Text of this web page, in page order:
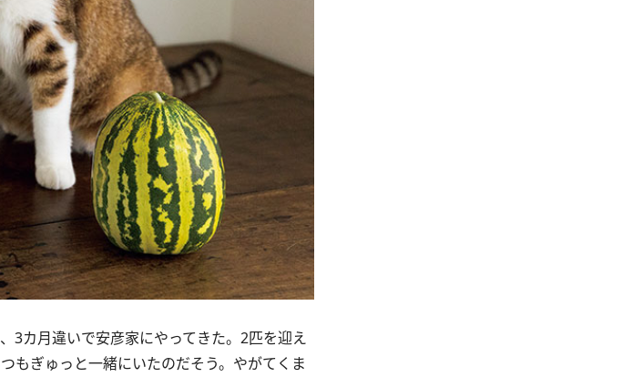
3カ月違いで安彦家にやってきた。2匹を迎え
もぎゅっと一緒にいたのだそう。やがてくま